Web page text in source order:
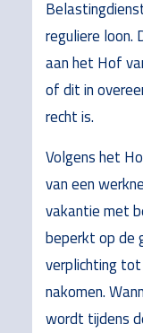
reguliere loon.
aan het Hof
of dit in
recht is.
Volgens het
van een
vakantie met
beperkt op de
verplichting
nakomen.
wordt tijdens